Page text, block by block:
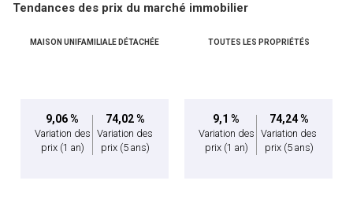
Tendances des prix du marché immobilier
MAISON UNIFAMILIALE DÉTACHÉE
9,06 %
Variation des
prix (1 an)
74,02 %
Variation des
prix (5 ans)
TOUTES LES PROPRIÉTÉS
9,1 %
Variation des
prix (1 an)
74,24 %
Variation des
prix (5 ans)